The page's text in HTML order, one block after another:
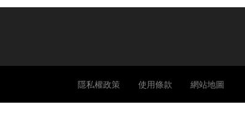
隱私權政策 使用條款 網站地圖